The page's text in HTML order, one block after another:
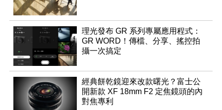
理光發布 GR 系列專屬應用程式：
GR WORD！傳檔、分享、搖控拍
攝一次搞定
經典餅乾鏡迎來改款曙光？富士公
開新款 XF 18mm F2 定焦鏡頭的內
對焦專利